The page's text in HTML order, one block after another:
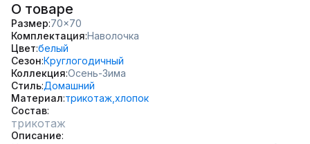
О товаре
Размер 70x70
Комплектация Наволочка
Цвет белый
Сезон Круглогодичный
Коллекция Осень-Зима
Стиль Домашний
Материал трикотаж, хлопок
Состав
трикотаж
Описание